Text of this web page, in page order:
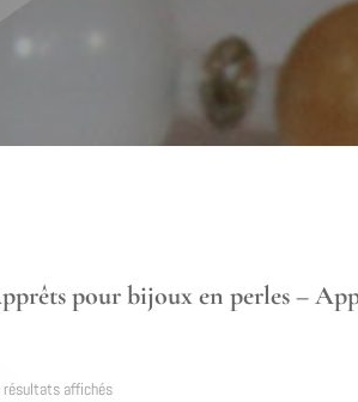
pour bijoux en perles –
résultats affichés